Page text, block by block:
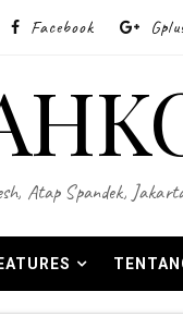
Facebook
Atap Spandek,